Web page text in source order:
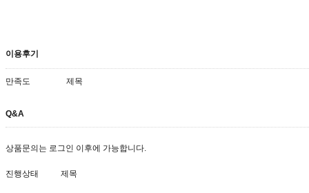
이용후기
만족도 제목
Q&A
상품문의는 로그인 이후에 가능합니다.
진행상태 제목